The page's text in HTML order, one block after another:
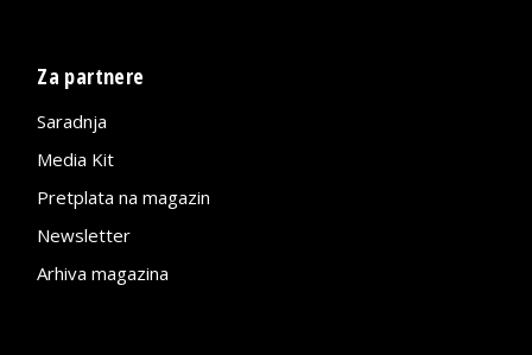
Za partnere
Saradnja
Media Kit
Pretplata na magazin
Newsletter
Arhiva magazina